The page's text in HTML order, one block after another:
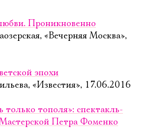
Проникновенно
«Вечерняя Москва»,
эпохи
«Известия», 17.06.2016
только тополя»: спектакль-
Петра Фоменко